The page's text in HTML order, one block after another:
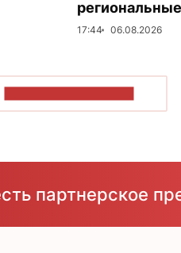
17:44 06.08.2026
партнерское